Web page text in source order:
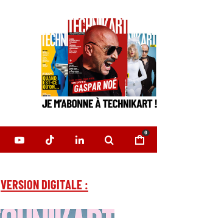
0
VERSION DIGITALE :